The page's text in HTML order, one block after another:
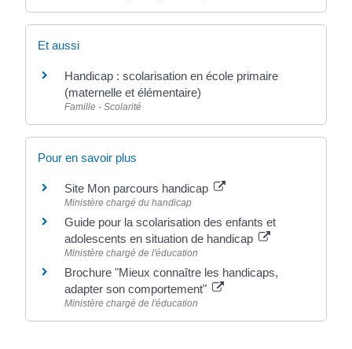
Et aussi
Handicap : scolarisation en école primaire
(maternelle et élémentaire)
Famille - Scolarité
Pour en savoir plus
Site Mon parcours handicap
Ministère chargé du handicap
Guide pour la scolarisation des enfants et
adolescents en situation de handicap
Ministère chargé de l'éducation
Brochure "Mieux connaître les handicaps,
adapter son comportement"
Ministère chargé de l'éducation